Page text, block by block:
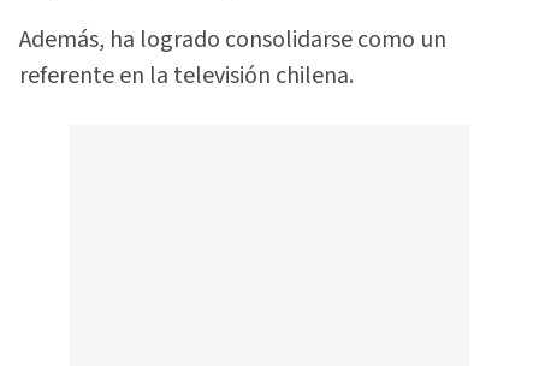
Además, ha logrado consolidarse como un
referente en la televisión chilena.